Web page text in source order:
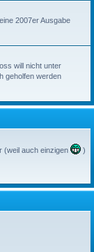
2007er Ausgabe
will nicht unter
geholfen werden
(weil auch einzigen
)